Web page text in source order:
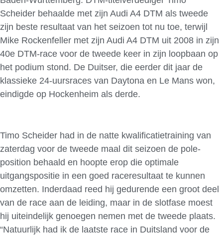
Scheider behaalde met zijn Audi A4 DTM als tweede
zijn beste resultaat van het seizoen tot nu toe, terwijl
Mike Rockenfeller met zijn Audi A4 DTM uit 2008 in zijn
40e DTM-race voor de tweede keer in zijn loopbaan op
het podium stond. De Duitser, die eerder dit jaar de
klassieke 24-uursraces van Daytona en Le Mans won,
eindigde op Hockenheim als derde.
Timo Scheider had in de natte kwalificatietraining van
zaterdag voor de tweede maal dit seizoen de pole-
position behaald en hoopte erop die optimale
uitgangspositie in een goed raceresultaat te kunnen
omzetten. Inderdaad reed hij gedurende een groot deel
van de race aan de leiding, maar in de slotfase moest
hij uiteindelijk genoegen nemen met de tweede plaats.
“Natuurlijk had ik de laatste race in Duitsland voor de